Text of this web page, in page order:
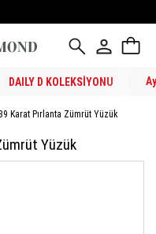
DAILY D KOLEKSİYONU
Karat Pırlanta Zümrüt Yüzük
Yüzük